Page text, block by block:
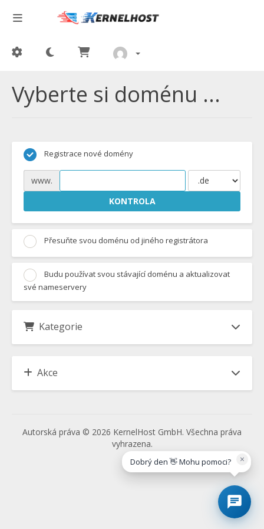
Vyberte si doménu ...
Registrace nové domény
www.
KONTROLA
Přesuňte svou doménu od jiného registrátora
Budu používat svou stávající doménu a aktualizovat
své nameservery
Kategorie
Akce
Autorská práva © 2026 KernelHost GmbH. Všechna práva
vyhrazena.
×
Dobrý den 👋 Mohu pomoci?